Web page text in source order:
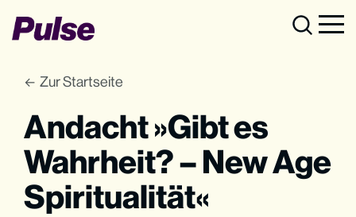
Zur Startseite
Andacht »Gibt es
Wahrheit? – New Age
Spiritualität«